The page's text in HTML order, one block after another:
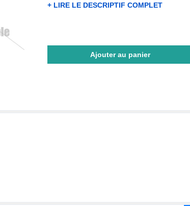
+ LIRE LE DESCRIPTIF COMPLET